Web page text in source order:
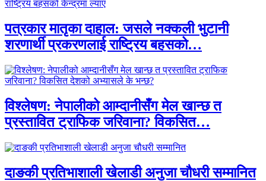
पत्रकार मातृका दाहाल: जसले नक्कली भुटानी
शरणार्थी प्रकरणलाई राष्ट्रिय बहसको…
विश्लेषण: नेपालीको आम्दानीसँग मेल खान्छ त
प्रस्तावित ट्राफिक जरिवाना? विकसित…
दाङकी प्रतिभाशाली खेलाडी अनुजा चौधरी सम्मानित